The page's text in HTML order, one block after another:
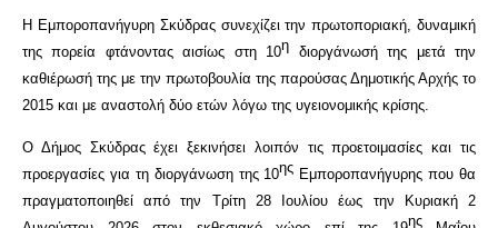
Η Εμποροπανήγυρη Σκύδρας συνεχίζει την πρωτοποριακή, δυναμική
της πορεία φτάνοντας αισίως στη 10η διοργάνωσή της μετά την
καθιέρωσή της με την πρωτοβουλία της παρούσας Δημοτικής Αρχής το
2015 και με αναστολή δύο ετών λόγω της υγειονομικής κρίσης.
Ο Δήμος Σκύδρας έχει ξεκινήσει λοιπόν τις προετοιμασίες και τις
προεργασίες για τη διοργάνωση της 10ης Εμποροπανήγυρης που θα
πραγματοποιηθεί από την Τρίτη 28 Ιουλίου έως την Κυριακή 2
ης